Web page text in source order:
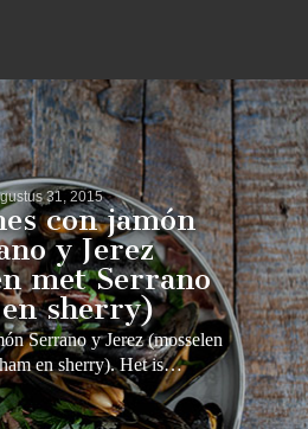
31, 2015
con jamón
y Jerez
met Serrano
sherry)
Serrano y Jerez (mosselen
en sherry). Het is…